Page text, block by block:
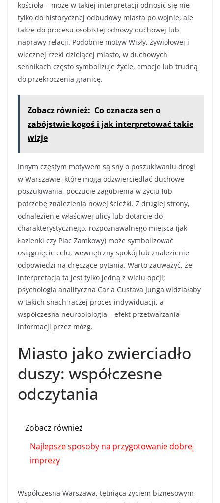
kościoła – może w takiej interpretacji odnosić się nie
tylko do historycznej odbudowy miasta po wojnie, ale
także do procesu osobistej odnowy duchowej lub
naprawy relacji. Podobnie motyw Wisły, żywiołowej i
wiecznej rzeki dzielącej miasto, w duchowych
sennikach często symbolizuje życie, emocje lub trudną
do przekroczenia granicę.
Zobacz również: Co oznacza sen o
zabójstwie kogoś i jak interpretować takie
wizje
Innym częstym motywem są sny o poszukiwaniu drogi
w Warszawie, które mogą odzwierciedlać duchowe
poszukiwania, poczucie zagubienia w życiu lub
potrzebę znalezienia nowej ścieżki. Z drugiej strony,
odnalezienie właściwej ulicy lub dotarcie do
charakterystycznego, rozpoznawalnego miejsca (jak
Łazienki czy Plac Zamkowy) może symbolizować
osiągnięcie celu, wewnętrzny spokój lub znalezienie
odpowiedzi na dręczące pytania. Warto zauważyć, że
interpretacja ta jest tylko jedną z wielu opcji;
psychologia analityczna Carla Gustava Junga widziałaby
w takich snach raczej proces indywiduacji, a
współczesna neurobiologia – efekt przetwarzania
informacji przez mózg.
Miasto jako zwierciadło
duszy: współczesne
odczytania
Zobacz również
Najlepsze sposoby na przygotowanie dobrej
imprezy
Współczesna Warszawa, tętniąca życiem biznesowym,